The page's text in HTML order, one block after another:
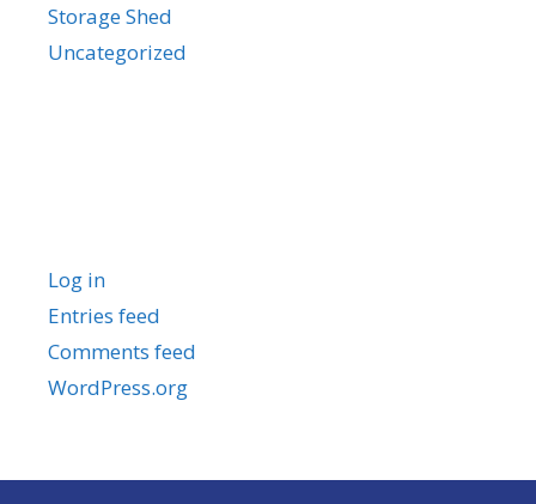
Storage Shed
Uncategorized
Log in
Entries feed
Comments feed
WordPress.org